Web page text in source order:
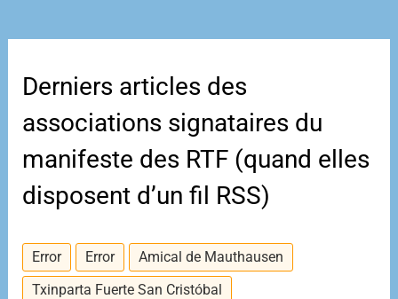
Derniers articles des
associations signataires du
manifeste des RTF (quand elles
disposent d’un fil RSS)
Error Error
Amical de Mauthausen
Txinparta Fuerte San Cristóbal